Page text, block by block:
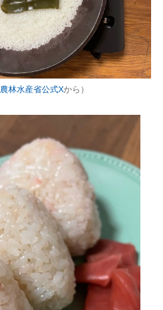
農林水産省公式Xから）